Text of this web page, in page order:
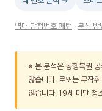
역대 당첨번호 패턴 · 분석 방
※ 본 분석은 동행복권
않습니다. 로또는 무작
않습니다. 19세 미만 청